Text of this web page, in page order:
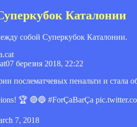
Каталонии
собой Суперкубок Каталонии.
07 березня 2018, 22:22
послематчевых пенальти и стала
🏆 🔴🔵 #ForÇaBarÇa
7, 2018